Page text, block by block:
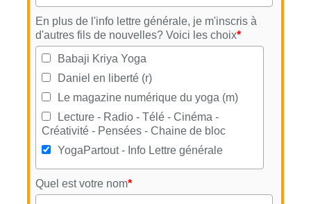
En plus de l'info lettre générale, je m'inscris à
d'autres fils de nouvelles? Voici les choix*
Babaji Kriya Yoga
Daniel en liberté (r)
Le magazine numérique du yoga (m)
Lecture - Radio - Télé - Cinéma -
Créativité - Pensées - Chaine de bloc
YogaPartout - Info Lettre générale
Quel est votre nom*